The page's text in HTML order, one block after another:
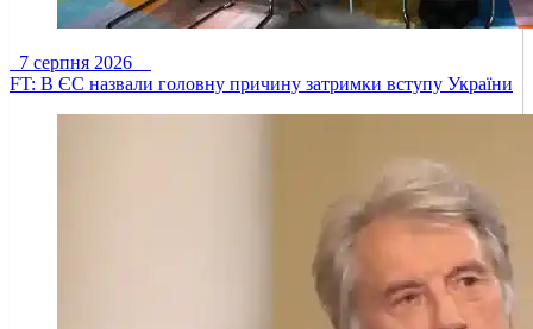
7 серпня 2026
FT: В ЄС назвали головну причину затримки вступу України